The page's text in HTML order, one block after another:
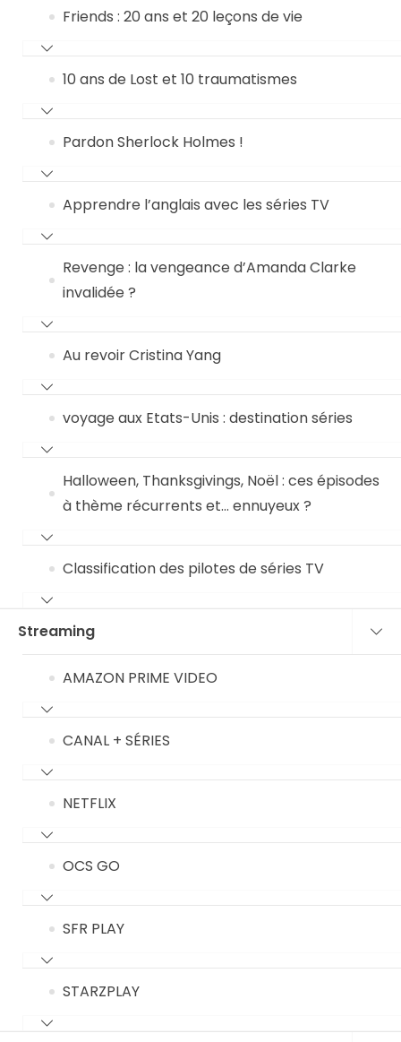
Friends : 20 ans et 20 leçons de vie
10 ans de Lost et 10 traumatismes
Pardon Sherlock Holmes !
Apprendre l’anglais avec les séries TV
Revenge : la vengeance d’Amanda Clarke
invalidée ?
Au revoir Cristina Yang
voyage aux Etats-Unis : destination séries
Halloween, Thanksgivings, Noël : ces épisodes
à thème récurrents et… ennuyeux ?
Classification des pilotes de séries TV
Streaming
AMAZON PRIME VIDEO
CANAL + SÉRIES
NETFLIX
OCS GO
SFR PLAY
STARZPLAY